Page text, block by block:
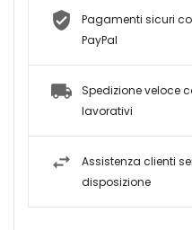
Pagamenti sicuri
PayPal
Spedizione veloce
lavorativi
Assistenza clienti
disposizione